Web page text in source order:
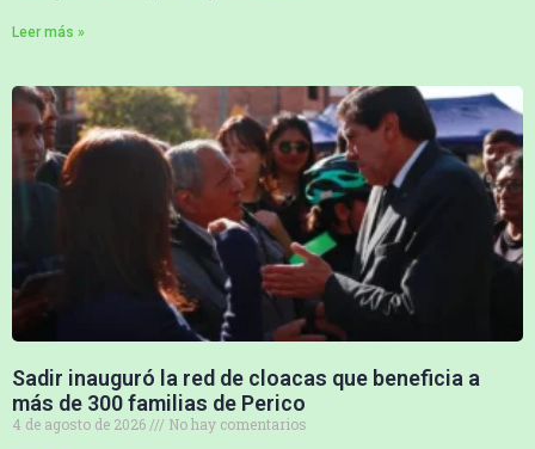
Leer más »
Sadir inauguró la red de cloacas que beneficia a
más de 300 familias de Perico
4 de agosto de 2026 No hay comentarios